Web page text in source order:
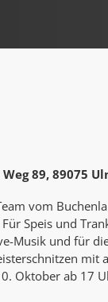
89, 89075
vom
Speis und
Musik und für
mit
Oktober ab 17